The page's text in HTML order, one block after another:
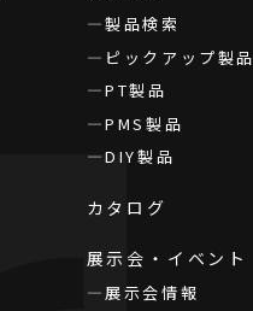
製品検索
ピックアップ製品
PT製品
PMS製品
DIY製品
カタログ
展示会・イベント
展示会情報